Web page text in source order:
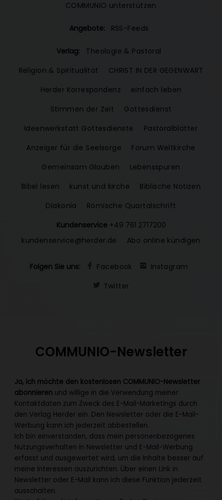
COMMUNIO unterstützen
Angebote: RSS-Feeds
Verlag:
Theologie & Pastoral
Religion & Spiritualität
CHRIST IN DER GEGENWART
Herder Korrespondenz
einfach leben
Stimmen der Zeit
Gottesdienst
Ideenwerkstatt Gottesdienste
Pastoralblätter
Anzeiger für die Seelsorge
Forum Weltkirche
Gemeinsam Glauben
Lebensspuren
Bibel lesen
kunst und kirche
Biblische Notizen
Diakonia
Römische Quartalschrift
Kundenservice +49 761 2717200
kundenservice@herder.de
Abo online kündigen
Folgen Sie uns: Facebook
Instagram
Twitter
COMMUNIO-Newsletter
Ja, ich möchte den kostenlosen COMMUNIO-Newsletter
abonnieren und willige in die Verwendung meiner
Kontaktdaten zum Zweck des E-Mail-Marketings durch
den Verlag Herder ein. Den Newsletter oder die E-Mail-
Werbung kann ich jederzeit abbestellen.
Ich bin einverstanden, dass mein personenbezogenes
Nutzungsverhalten in Newsletter und E-Mail-Werbung
erfasst und ausgewertet wird, um die Inhalte besser auf
meine Interessen auszurichten. Über einen Link in
Newsletter oder E-Mail kann ich diese Funktion jederzeit
ausschalten.